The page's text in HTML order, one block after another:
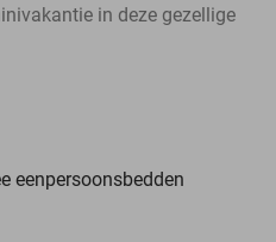
in deze gezellige
eenpersoonsbedden